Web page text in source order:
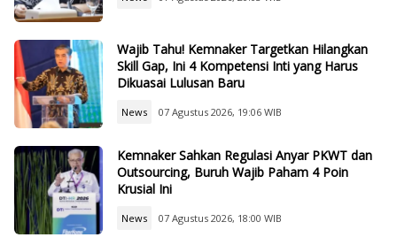
Wajib Tahu! Kemnaker Targetkan Hilangkan
Skill Gap, Ini 4 Kompetensi Inti yang Harus
Dikuasai Lulusan Baru
News 07 Agustus 2026, 19:06 WIB
Kemnaker Sahkan Regulasi Anyar PKWT dan
Outsourcing, Buruh Wajib Paham 4 Poin
Krusial Ini
News 07 Agustus 2026, 18:00 WIB